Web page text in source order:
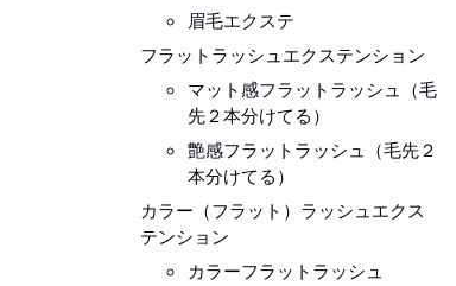
眉毛エクステ
フラットラッシュエクステンション
マット感フラットラッシュ（毛
先２本分けてる）
艶感フラットラッシュ（毛先２
本分けてる）
カラー（フラット）ラッシュエクス
テンション
カラーフラットラッシュ